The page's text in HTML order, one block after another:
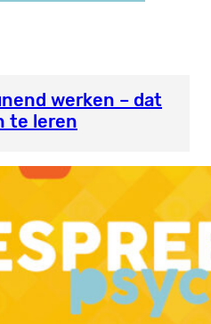
werken – dat
te leren